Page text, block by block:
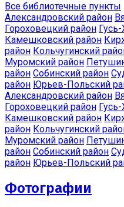
Все библиотечные пункты
Александровский район
Гороховецкий район
Камешковский район
район Кольчугинский
Муромский район
район Собинский район
район Юрьев-Польский
Александровский район
Гороховецкий район
Камешковский район
район Кольчугинский
Муромский район
район Собинский район
район Юрьев-Польский
Фотографии